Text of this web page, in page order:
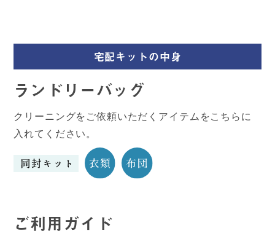
宅配キットの中身
ランドリーバッグ
クリーニングをご依頼いただくアイテムをこちらに
入れてください。
ご利用ガイド